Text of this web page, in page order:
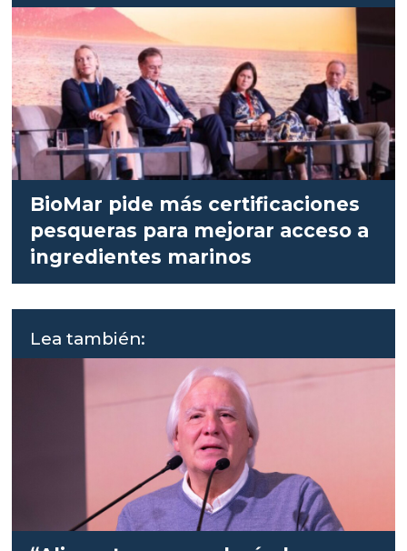
BioMar pide más certificaciones
pesqueras para mejorar acceso a
ingredientes marinos
Lea también: